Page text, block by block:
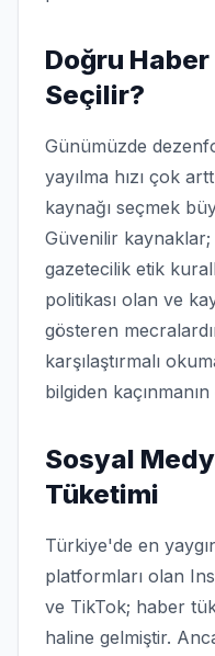
Doğru Haber
Seçilir?
Günümüzde
yayılma hızı çok
kaynağı seçmek
Güvenilir
gazetecilik etik
politikası olan ve
gösteren
karşılaştırmalı
bilgiden
Sosyal
Tüketimi
Türkiye'de en
platformları olan
ve TikTok; haber
haline gelmiştir.